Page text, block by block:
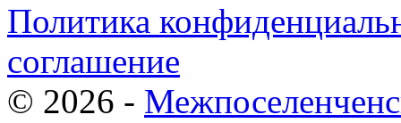
Политика
соглашение
© 2026 -